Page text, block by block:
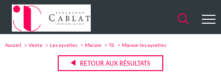
Accueil Vente Les ayvelles Maison T6 Maison les ayvelles
RETOUR AUX RÉSULTATS